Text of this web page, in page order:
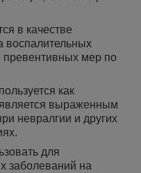
в качестве
воспалительных
превентивных мер по
как
выраженным
невралгии и других
для
заболеваний на